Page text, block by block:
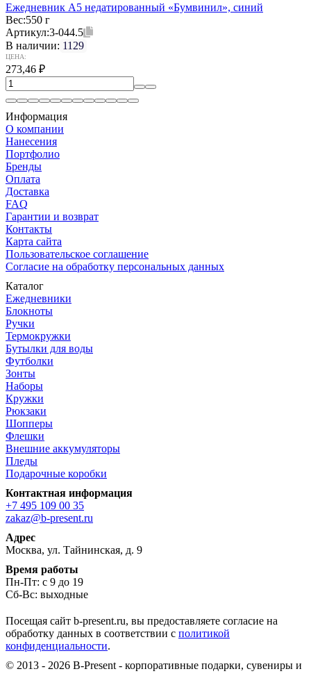
Ежедневник А5 недатированный «Бумвинил», синий
Вес:550 г
Артикул:3-044.5
В наличии: 1129
ЦЕНА:
273,46 ₽
Информация
О компании
Нанесения
Портфолио
Бренды
Оплата
Доставка
FAQ
Гарантии и возврат
Контакты
Карта сайта
Пользовательское соглашение
Согласие на обработку персональных данных
Каталог
Ежедневники
Блокноты
Ручки
Термокружки
Бутылки для воды
Футболки
Зонты
Наборы
Кружки
Рюкзаки
Шопперы
Флешки
Внешние аккумуляторы
Пледы
Подарочные коробки
Контактная информация
+7 495 109 00 35
zakaz@b-present.ru
Адрес
Москва, ул. Тайнинская, д. 9
Время работы
Пн-Пт: с 9 до 19
Сб-Вс: выходные
Посещая сайт b-present.ru, вы предоставляете согласие на
обработку данных в соответствии с политикой
конфиденциальности.
© 2013 - 2026 B-Present - корпоративные подарки, сувениры и